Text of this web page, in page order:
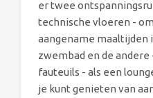
er twee
technische vloeren -
aangename maaltijden
zwembad en de
fauteuils - als een
je kunt genieten van